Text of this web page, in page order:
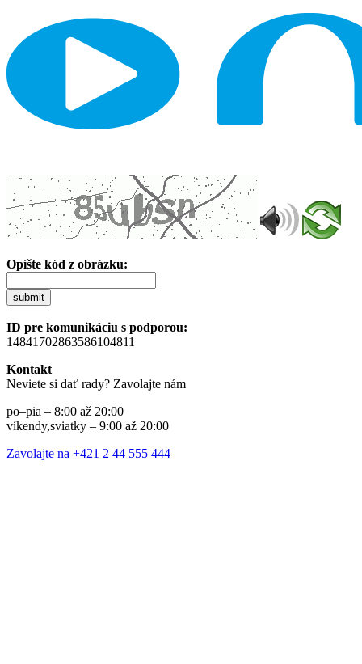
Opíšte kód z obrázku:
submit
ID pre komunikáciu s podporou:
14841702863586104811
Kontakt
Neviete si dať rady? Zavolajte nám
po–pia – 8:00 až 20:00
víkendy,sviatky – 9:00 až 20:00
Zavolajte na +421 2 44 555 444